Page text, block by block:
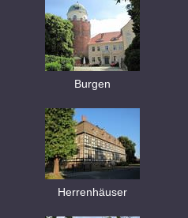
Burgen
Herrenhäuser